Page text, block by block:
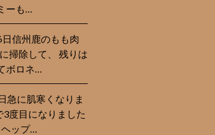
ーも…
信州鹿のもも肉
掃除して、 残りは
ボロネ…
急に肌寒くなりま
3度目になりました
ップ…